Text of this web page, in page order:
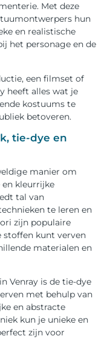
Met deze
hun
en realistische
het personage en de
een filmset of
heeft alles wat je
kostuums te
betoveren.
tie-dye en
manier om
en kleurrijke
tal van
te leren en
zijn populaire
stoffen kunt verven
materialen en
Venray is de tie-dye
met behulp van
en abstracte
kun je unieke en
zijn voor